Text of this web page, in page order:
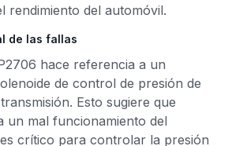
rendimiento del automóvil.
de las fallas
hace referencia a un
de control de presión de
Esto sugiere que
un mal funcionamiento del
crítico para controlar la presión